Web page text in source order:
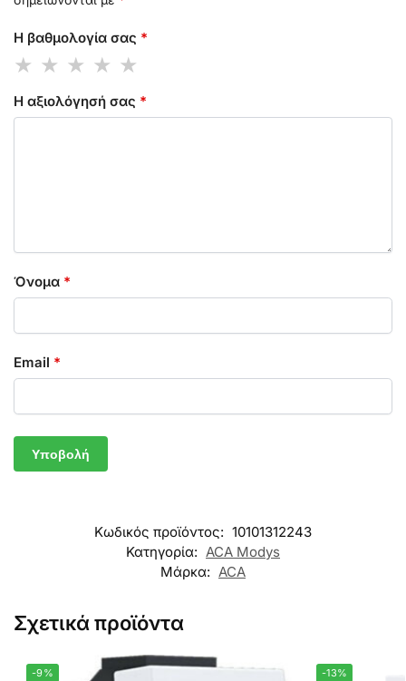
Η βαθμολογία σας *
Η αξιολόγησή σας *
Όνομα *
Email *
Κωδικός προϊόντος: 10101312243
Κατηγορία: ACA Modys
Μάρκα: ACA
Σχετικά προϊόντα
-9% -13%